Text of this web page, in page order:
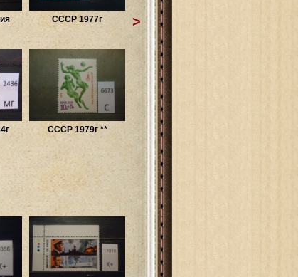
СССР 1977г
СССР 1979г **
>